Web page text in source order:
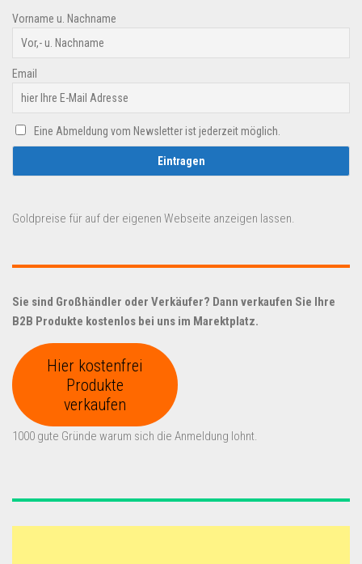
Vorname u. Nachname
Email
Eine Abmeldung vom Newsletter ist jederzeit möglich.
Goldpreise für auf der eigenen Webseite anzeigen lassen.
Sie sind Großhändler oder Verkäufer? Dann verkaufen Sie Ihre
B2B Produkte kostenlos bei uns im Marektplatz.
Hier kostenfrei
Produkte
verkaufen
1000 gute Gründe warum sich die Anmeldung lohnt.